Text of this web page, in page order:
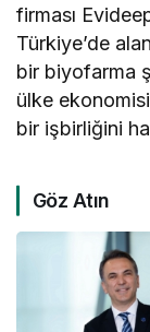
firması
Türkiye’de
bir biyofarma
ülke
bir işbirliğini
Göz Atın